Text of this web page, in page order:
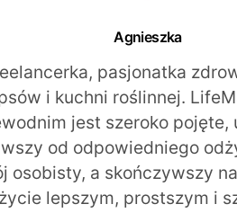
Agnieszka
pasjonatka
i kuchni roślinnej.
jest szeroko pojęte,
od odpowiedniego
osobisty, a skończywszy
lepszym, prostszym i